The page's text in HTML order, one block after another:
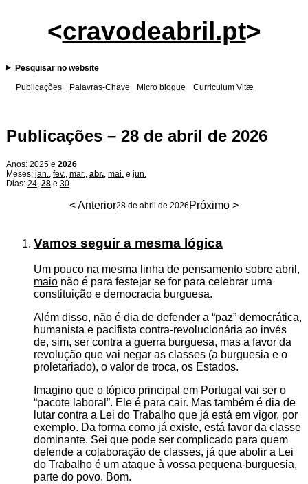
<cravodeabril.pt>
Pesquisar no website
Publicações Palavras-Chave Micro blogue Curriculum Vitæ
Publicações – 28 de abril de 2026
Anos: 2025 e 2026
Meses: jan., fev., mar., abr., mai. e jun.
Dias: 24, 28 e 30
<Anterior28 de abril de 2026 Próximo >
Vamos seguir a mesma lógica
Um pouco na mesma linha de pensamento sobre abril ,
maio não é para festejar se for para celebrar uma
constituição e democracia burguesa.
Além disso, não é dia de defender a “paz” democrática,
humanista e pacifista contra-revolucionária ao invés
de, sim, ser contra a guerra burguesa, mas a favor da
revolução que vai negar as classes (a burguesia e o
proletariado), o valor de troca, os Estados.
Imagino que o tópico principal em Portugal vai ser o
“pacote laboral”. Ele é para cair. Mas também é dia de
lutar contra a Lei do Trabalho que já está em vigor, por
exemplo. Da forma como já existe, está favor da classe
dominante. Sei que pode ser complicado para quem
defende a colaboração de classes, já que abolir a Lei
do Trabalho é um ataque à vossa pequena-burguesia,
parte do povo. Bom.